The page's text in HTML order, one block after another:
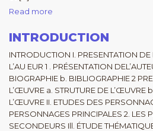
Read more
INTRODUCTION
INTRODUCTION I. PRESENTATION
L’AU EUR 1 . PRÉSENTATION
BIOGRAPHIE b. BIBLIOGRAPHIE 2
L’ŒUVRE a. STRUTURE DE L’ŒUVRE
L’ŒUVRE II. ETUDES DES
PERSONNAGES PRINCIPALES 2. LES
SECONDEURS Ill. ÉTUDE